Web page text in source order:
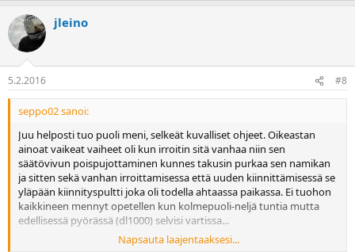
jleino
5.2.2016 #8
seppo02 sanoi:
Juu helposti tuo puoli meni, selkeät kuvalliset ohjeet. Oikeastan
ainoat vaikeat vaiheet oli kun irroitin sitä vanhaa niin sen
säätövivun poispujottaminen kunnes takusin purkaa sen namikan
ja sitten sekä vanhan irroittamisessa että uuden kiinnittämisessä se
yläpään kiinnityspultti joka oli todella ahtaassa paikassa. Ei tuohon
kaikkineen mennyt opetellen kun kolmepuoli-neljä tuntia mutta
edellisessä pyörässä (dl1000) selvisi vartissa...
Tuon ohjeen vastaisesti EN irroittanut takarunkoa, wilberssi meni
Napsauta laajentaaksesi...